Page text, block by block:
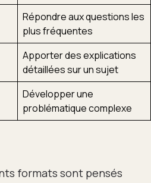
Répondre aux questions les
plus fréquentes
Apporter des explications
détaillées sur un sujet
Développer une
problématique complexe
formats sont pensés